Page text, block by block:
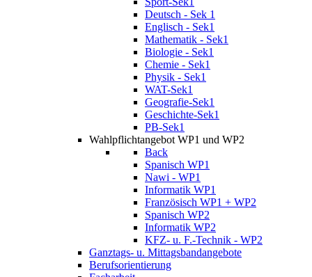
Deutsch - Sek 1
Englisch - Sek1
Mathematik - Sek1
Biologie - Sek1
Chemie - Sek1
Physik - Sek1
WAT-Sek1
Geografie-Sek1
Geschichte-Sek1
PB-Sek1
Wahlpflichtangebot WP1 und WP2
Back
Spanisch WP1
Nawi - WP1
Informatik WP1
Französisch WP1 + WP2
Spanisch WP2
Informatik WP2
KFZ- u. F.-Technik - WP2
Ganztags- u. Mittagsbandangebote
Berufsorientierung